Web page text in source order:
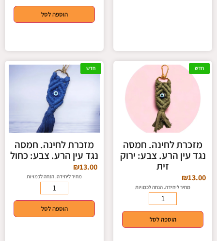
הוספה לסל
חדש
מזכרת לחינה. חמסה
נגד עין הרע. צבע: ירוק
זית
₪13.00
מחיר ליחידה. הנחה לכמויות
הוספה לסל
חדש
מזכרת לחינה. חמסה
נגד עין הרע. צבע: כחול
₪13.00
מחיר ליחידה. הנחה לכמויות
הוספה לסל